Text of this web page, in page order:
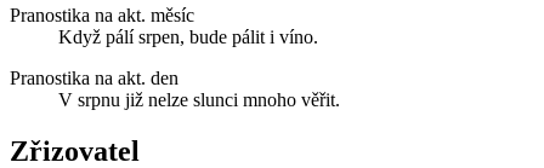
Pranostika na akt. měsíc
Když pálí srpen, bude pálit i víno.
Pranostika na akt. den
V srpnu již nelze slunci mnoho věřit.
Zřizovatel